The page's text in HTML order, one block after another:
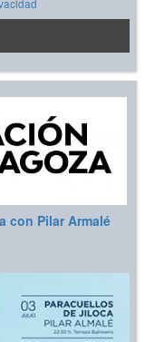
con Pilar Armalé